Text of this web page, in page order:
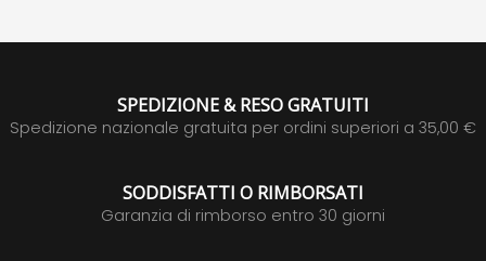
SPEDIZIONE & RESO GRATUITI
Spedizione nazionale gratuita per ordini superiori a 35,00 €
SODDISFATTI O RIMBORSATI
Garanzia di rimborso entro 30 giorni